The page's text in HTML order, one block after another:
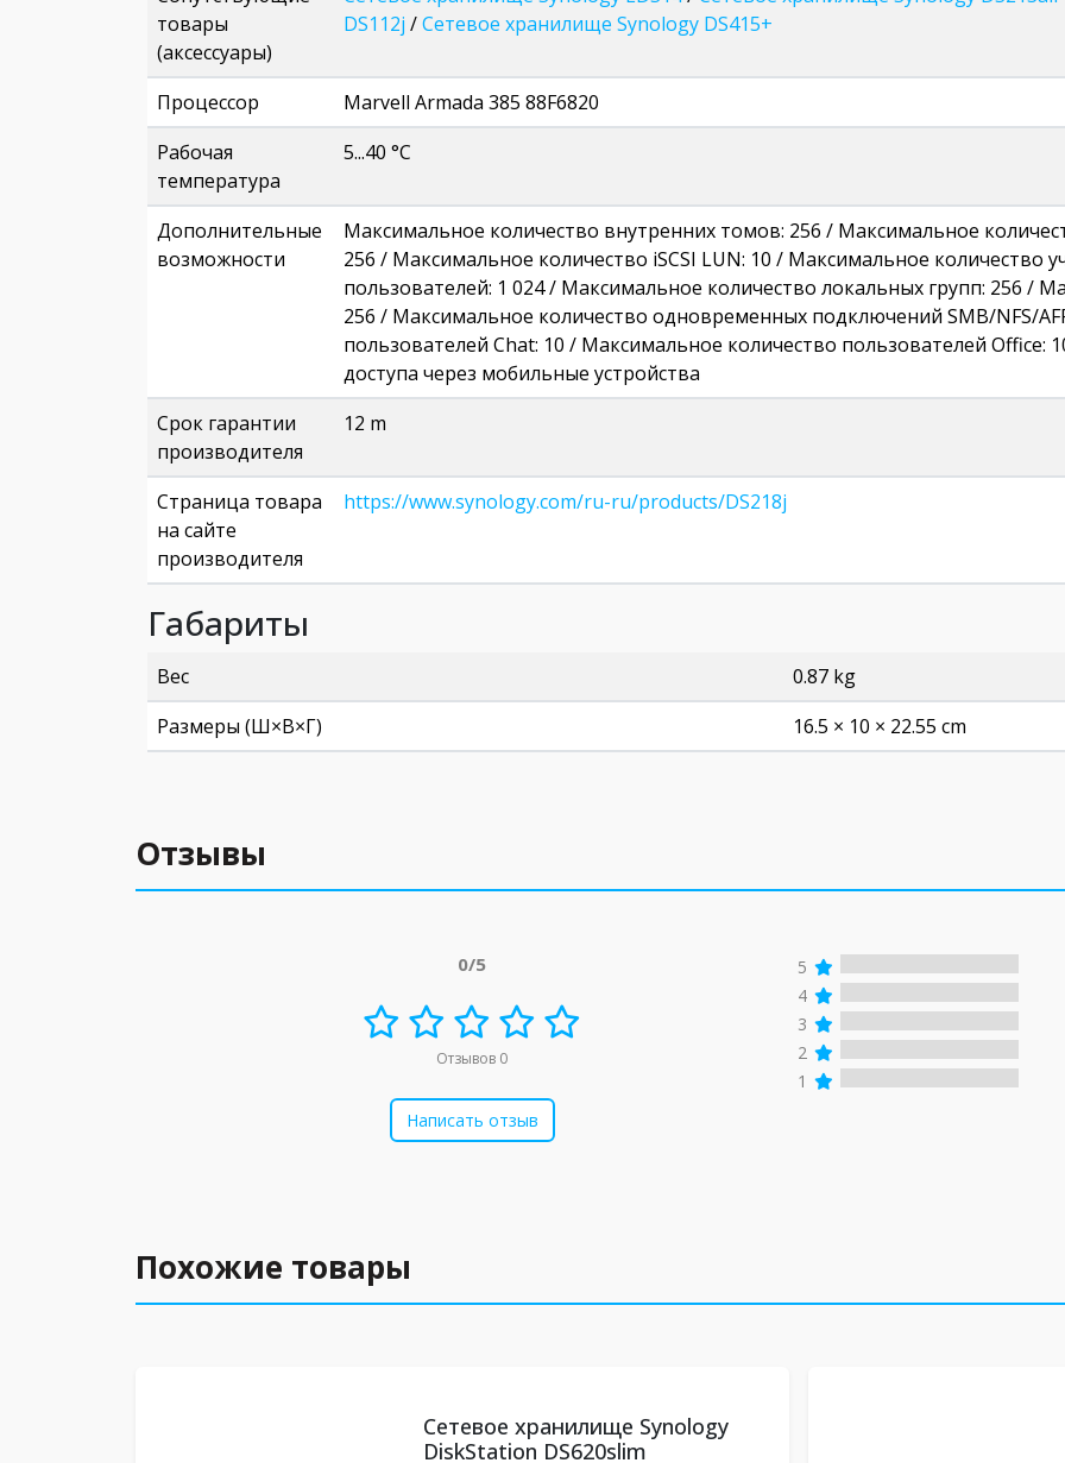
товары
(аксессуары)
DS112j /Сетевое хранилище Synology DS415+
Процессор
Marvell Armada 385 88F6820
Рабочая
температура
5...40 °C
Дополнительные
возможности
Максимальное количество внутренних томов: 256 / Максимальное
256 / Максимальное количество iSCSI LUN: 10 / Максимальное количество
пользователей: 1 024 / Максимальное количество локальных групп: 256 /
256 / Максимальное количество одновременных подключений SMB/NFS/
пользователей Chat: 10 / Максимальное количество пользователей Office:
доступа через мобильные устройства
Срок гарантии
производителя
12 m
Страница товара
на сайте
производителя
https://www.synology.com/ru-ru/products/DS218j
Габариты
Вес
0.87 kg
Размеры (Ш×В×Г)
16.5 × 10 × 22.55 cm
Отзывы
0/5
Отзывов 0
Написать отзыв
5
4
3
2
1
Похожие товары
Сетевое хранилище Synology
DiskStation DS620slim